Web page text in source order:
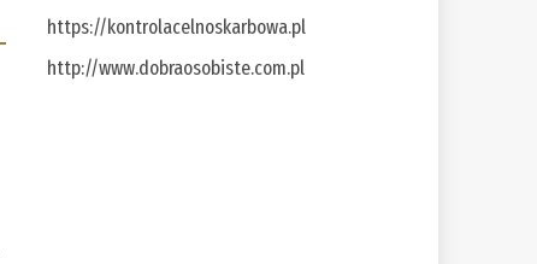
https://kontrolacelnoskarbowa.pl
http://www.dobraosobiste.com.pl